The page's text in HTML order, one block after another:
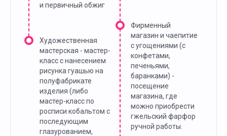
и первичный обжиг
Художественная
мастерская - мастер-
класс с нанесением
рисунка гуашью на
полуфабрикате
изделия (либо
мастер-класс по
росписи кобальтом с
последующим
глазурованием,
Фирменный
магазин и чаепитие
с угощениями (с
конфетами,
печеньями,
баранками) -
посещение
магазина, где
можно приобрести
гжельский фарфор
ручной работы.